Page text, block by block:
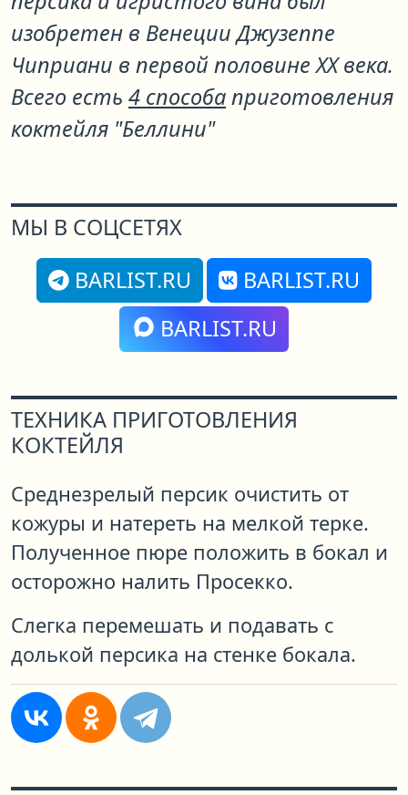
изобретен в Венеции Джузеппе
Чиприани в первой половине XX века.
Всего есть 4 способаприготовления
коктейля "Беллини"
МЫ В СОЦСЕТЯХ
BARLIST.RU
BARLIST.RU
BARLIST.RU
ТЕХНИКА ПРИГОТОВЛЕНИЯ
КОКТЕЙЛЯ
Среднезрелый персик очистить от
кожуры и натереть на мелкой терке.
Полученное пюре положить в бокал и
осторожно налить Просекко.
Слегка перемешать и подавать с
долькой персика на стенке бокала.